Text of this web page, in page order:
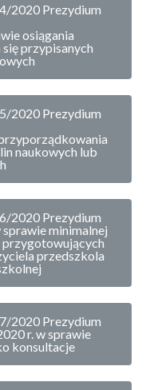
2020 Prezydium
osiągania
przypisanych
2020 Prezydium
naukowych lub
2020 Prezydium
sprawie minimalnej
przygotowujących
przedszkola
2020 Prezydium
r. w sprawie
konsultacje